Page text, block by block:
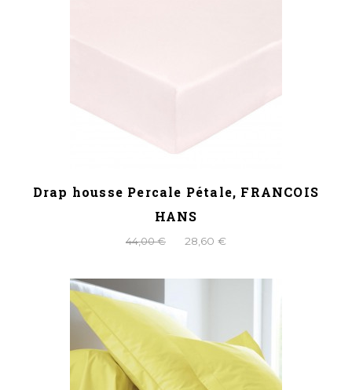
Drap housse Percale Pétale, FRANCOIS
HANS
44,00 € 28,60 €